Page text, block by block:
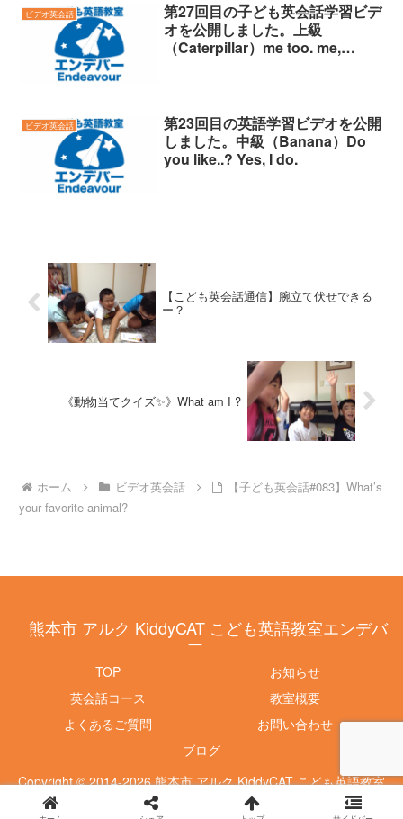
ビデオ英会話
第27回目の子ども英会話学習ビデ
オを公開しました。上級
（Caterpillar）me too. me,
ビデオ英会話
第23回目の英語学習ビデオを公開
しました。中級（Banana）Do
you like..? Yes, I do.
【こども英会話通信】腕立て伏せできる
ー？
《動物当てクイズ✨》What am I ?
ホーム ビデオ英会話
【子ども英会話#083】What’s
your favorite animal?
熊本市 アルク KiddyCAT こども英語教室エンデバ
ー
TOP
お知らせ
英会話コース
教室概要
よくあるご質問
お問い合わせ
ブログ
Copyright © 2014-2026 熊本市 アルク KiddyCAT こども英語教室
エンデバー All Rights Reserved.